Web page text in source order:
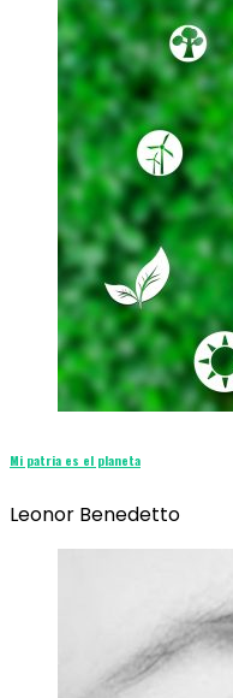
Mi patria es el planeta
Leonor Benedetto